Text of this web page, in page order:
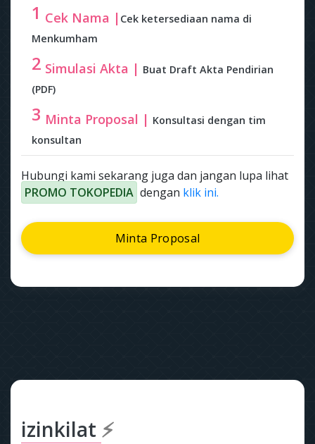
1 Cek Nama | Cek ketersediaan nama di
Menkumham
2 Simulasi Akta | Buat Draft Akta Pendirian
(PDF)
3 Minta Proposal | Konsultasi dengan tim
konsultan
Hubungi kami sekarang juga dan jangan lupa lihat
PROMO TOKOPEDIA dengan klik ini.
Minta Proposal
izinkilat ⚡